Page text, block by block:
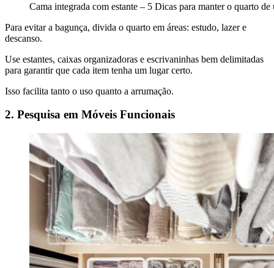
Cama integrada com estante – 5 Dicas para manter o quarto
Para evitar a bagunça, divida o quarto em áreas: estudo, lazer e
descanso.
Use estantes, caixas organizadoras e escrivaninhas bem delimitadas
para garantir que cada item tenha um lugar certo.
Isso facilita tanto o uso quanto a arrumação.
2. Pesquisa em Móveis Funcionais